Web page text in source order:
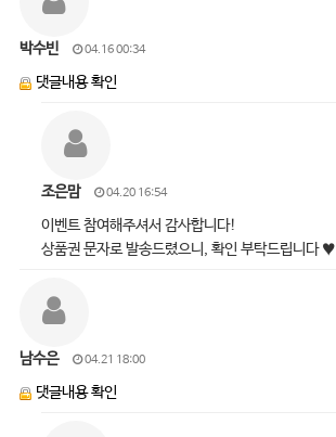
박수빈 04.16 00:34
댓글내용 확인
조은맘 04.20 16:54
이벤트 참여해주셔서 감사합니다!
상품권 문자로 발송드렸으니, 확인 부탁드립니다 ♥
남수은 04.21 18:00
댓글내용 확인